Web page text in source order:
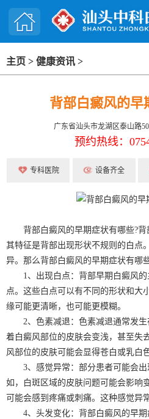
主页 > 健康资讯 >
背部白癜风的早
广东省汕头市龙湖区泰山路
预约热线：
专科医院 设备齐全
背部白癜风的早期症状有哪些?背
其特征是背部出现形状不规则的白点
异。那么背部白癜风的早期症状有哪
1、出现白点：背部早期白癜风的
点。这些白点可以有不同的形状和大
缘可能更清晰，也可能更模糊。
2、色素减退：色素减退通常发生
着白癜风部位的皮肤会变浅，甚至失
风部位的皮肤可能会显得苍白或乳白色
3、感觉异常：部分患者可能会出
如，白斑区域的皮肤问题可能会影响
可能会感到疼痛或刺痛。这种感觉异
4、头发变化：背部白癜风的早期